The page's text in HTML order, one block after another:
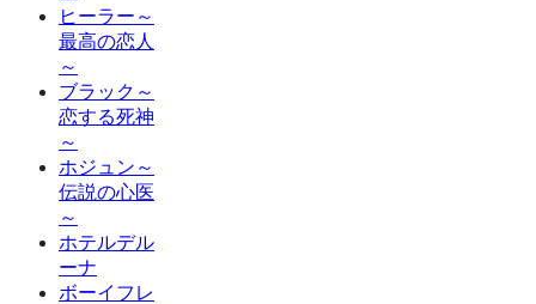
ヒーラー～
最高の恋人
～
ブラック～
恋する死神
～
ホジュン～
伝説の心医
～
ホテルデル
ーナ
ボーイフレ